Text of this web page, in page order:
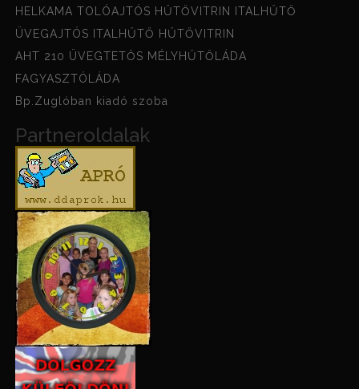
HELKAMA TOLÓAJTÓS HŰTŐVITRIN ITALHŰTŐ
ÜVEGAJTÓS ITALHŰTŐ HŰTŐVITRIN
AHT 210 ÜVEGTETŐS MÉLYHŰTŐLÁDA
FAGYASZTÓLÁDA
Bp.Zuglóban kiadó szoba
Partneroldalak